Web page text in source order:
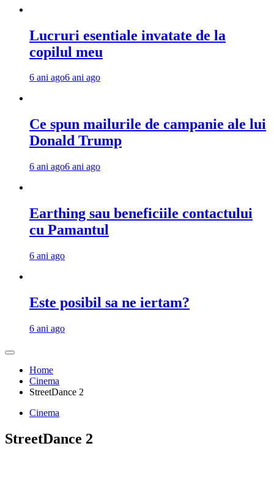
Lucruri esentiale invatate de la
copilul meu
6 ani ago6 ani ago
Ce spun mailurile de campanie ale lui
Donald Trump
6 ani ago6 ani ago
Earthing sau beneficiile contactului
cu Pamantul
6 ani ago
Este posibil sa ne iertam?
6 ani ago
Home
Cinema
StreetDance 2
Cinema
StreetDance 2